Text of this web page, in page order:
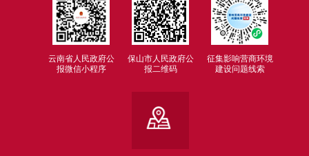
云南省人民政府公
报微信小程序
保山市人民政府公
报二维码
征集影响营商环境
建设问题线索